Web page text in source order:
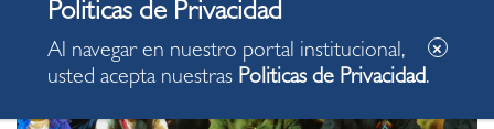
Al navegar en nuestro portal institucional,
usted acepta nuestras Politicas de Privacidad.